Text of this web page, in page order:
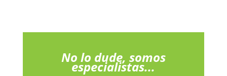
No lo dude, somos
especialistas...